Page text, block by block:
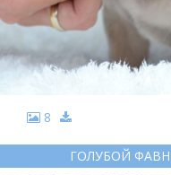
8
ГОЛУБОЙ